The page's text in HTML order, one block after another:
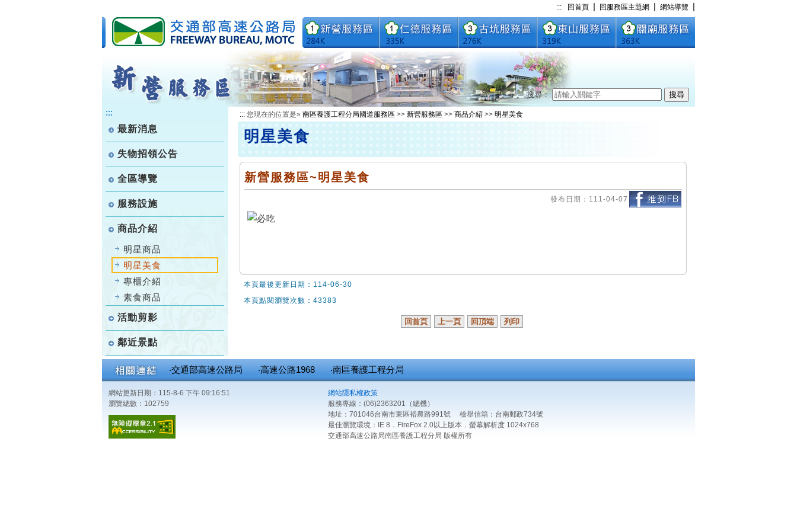
到
主
內
::: 回首頁 | 回服務區主題網 | 網站導覽 |
搜尋： 搜尋
:::
最新消息
失物招領公告
全區導覽
服務設施
商品介紹
明星商品
明星美食
專櫃介紹
素食商品
活動剪影
鄰近景點
::: 您現在的位置是» 南區養護工程分局國道服務區 >> 新營服務區 >> 商品介紹 >> 明星美食
明星美食
新營服務區~明星美食
發布日期：111-04-07
本頁最後更新日期：114-06-30
本頁點閱瀏覽次數：43383
回首頁 上一頁 回頂端 列印
‧交通部高速公路局 ‧高速公路1968 ‧南區養護工程分局
網站更新日期：115-8-6 下午 09:16:51
瀏覽總數：102759
網站隱私權政策
服務專線：(06)2363201（總機）
地址：701046台南市東區裕農路991號 檢舉信箱：台南郵政734號
最佳瀏覽環境：IE 8．FireFox 2.0以上版本．螢幕解析度 1024x768
交通部高速公路局南區養護工程分局 版權所有